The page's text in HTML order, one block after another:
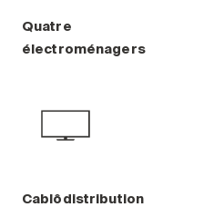
Quatre
électroménagers
Cablôdistribution